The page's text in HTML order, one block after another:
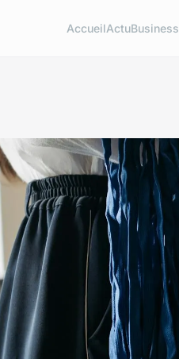
AccueilActuBusiness